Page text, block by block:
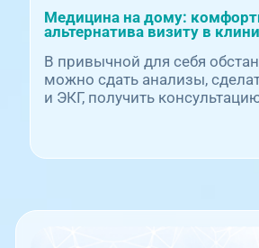
Медицина на дому:
альтернатива визиту в
В привычной для себя
можно сдать анализы,
и ЭКГ, получить